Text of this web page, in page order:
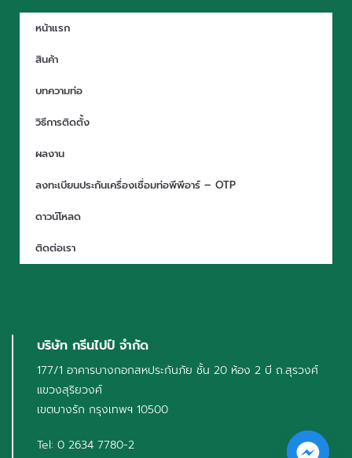
หน้าแรก
สินค้า
บทความท่อ
วิธีการติดตั้ง
ผลงาน
ลงทะเบียนประกันเครื่องเชื่อมท่อพีพีอาร์ – OTP
ดาวน์โหลด
ติดต่อเรา
บริษัท กรีนไปป์ จำกัด
177/1 อาคารบางกอกสหประกันภัย ชั้น 20 ห้อง 2 บี ถ.สุรวงศ์
แขวงสุริยวงศ์
เขตบางรัก กรุงเทพฯ 10500
Tel: 0 2634 7780-2